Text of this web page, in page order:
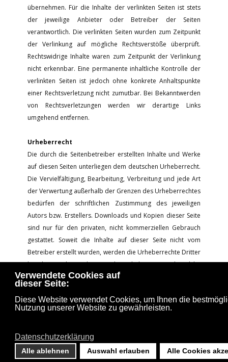
Verwendete Cookies auf
dieser Seite:
Diese Website verwendet Cookies, um Ihnen die
Nutzung unserer Website zu gewährleisten.
Datenschutzerklärung
Alle ablehnen Auswahl erlauben Alle Cookies
übernehmen. Für die Inhalte der verlinkten Seiten ist stets
der jeweilige Anbieter oder Betreiber der Seiten
verantwortlich. Die verlinkten Seiten wurden zum Zeitpunkt
der Verlinkung auf mögliche Rechtsverstöße überprüft.
Rechtswidrige Inhalte waren zum Zeitpunkt der Verlinkung
nicht erkennbar. Eine permanente inhaltliche Kontrolle der
verlinkten Seiten ist jedoch ohne konkrete Anhaltspunkte
einer Rechtsverletzung nicht zumutbar. Bei Bekanntwerden
von Rechtsverletzungen werden wir derartige Links
umgehend entfernen.
Urheberrecht
Die durch die Seitenbetreiber erstellten Inhalte und Werke
auf diesen Seiten unterliegen dem deutschen Urheberrecht.
Die Vervielfältigung, Bearbeitung, Verbreitung und jede Art
der Verwertung außerhalb der Grenzen des Urheberrechtes
bedürfen der schriftlichen Zustimmung des jeweiligen
Autors bzw. Erstellers. Downloads und Kopien dieser Seite
sind nur für den privaten, nicht kommerziellen Gebrauch
gestattet. Soweit die Inhalte auf dieser Seite nicht vom
Betreiber erstellt wurden, werden die Urheberrechte Dritter
beachtet. Insbesondere werden Inhalte Dritter als solche
gekennzeichnet. Sollten Sie trotzdem auf eine
Urheberrechtsverletzung aufmerksam werden, bitten wir
um einen entsprechenden Hinweis. Bei Bekanntwerden von
Rechtsverletzungen werden wir derartige Inhalte umgehend